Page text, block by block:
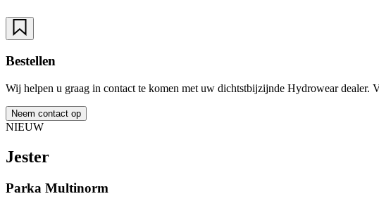
Bestellen
Wij helpen u graag in contact te komen met uw dichtstbijzijnde Hydrowear
Neem contact op
NIEUW
Jester
Parka Multinorm